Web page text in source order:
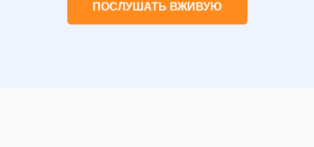
ПОСЛУШАТЬ ВЖИВУЮ